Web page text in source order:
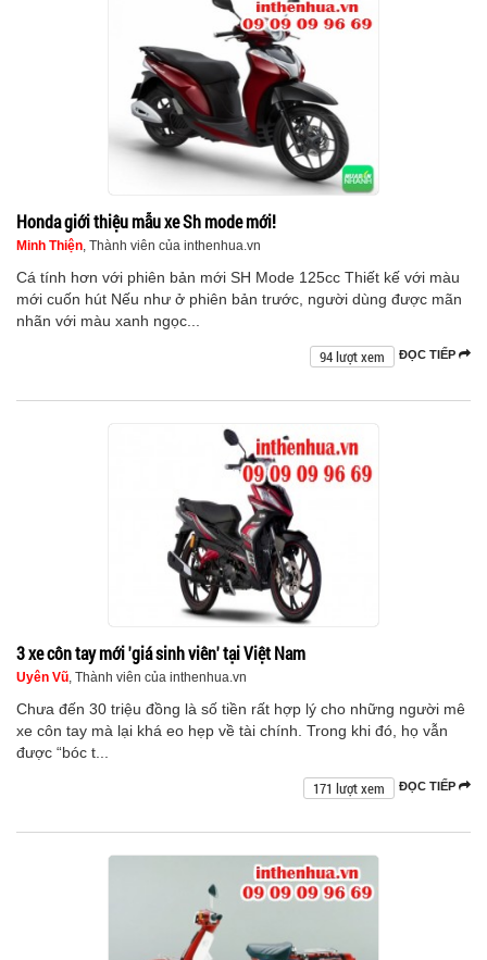
Honda giới thiệu mẫu xe Sh mode mới!
Minh Thiện, Thành viên của inthenhua.vn
Cá tính hơn với phiên bản mới SH Mode 125cc Thiết kế với màu
mới cuốn hút Nếu như ở phiên bản trước, người dùng được mãn
nhãn với màu xanh ngọc...
ĐỌC TIẾP
94 lượt xem
3 xe côn tay mới 'giá sinh viên' tại Việt Nam
Uyên Vũ, Thành viên của inthenhua.vn
Chưa đến 30 triệu đồng là số tiền rất hợp lý cho những người mê
xe côn tay mà lại khá eo hẹp về tài chính. Trong khi đó, họ vẫn
được “bóc t...
ĐỌC TIẾP
171 lượt xem